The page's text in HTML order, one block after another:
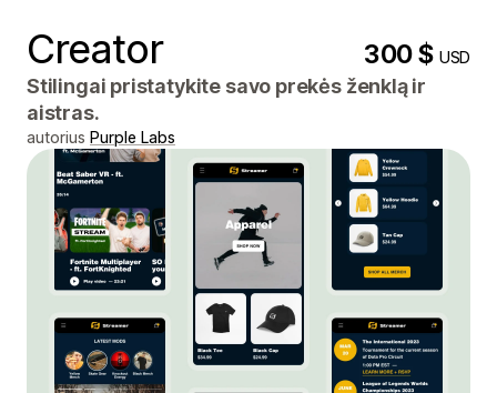
Creator 300 $USD
Stilingai pristatykite savo prekės ženklą ir
aistras.
autorius Purple Labs